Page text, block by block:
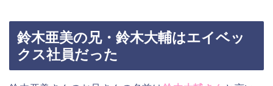
鈴木亜美の兄・鈴木大輔はエイベッ
クス社員だった